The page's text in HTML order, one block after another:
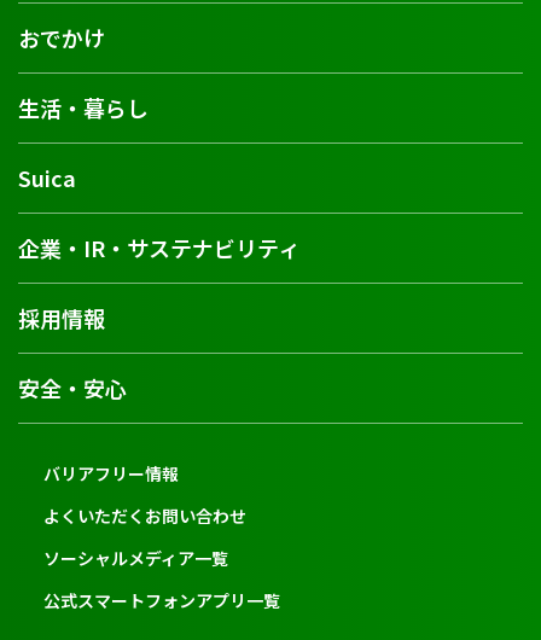
おでかけ
生活・暮らし
Suica
企業・IR・サステナビリティ
採用情報
安全・安心
バリアフリー情報
よくいただくお問い合わせ
ソーシャルメディア一覧
公式スマートフォンアプリ一覧